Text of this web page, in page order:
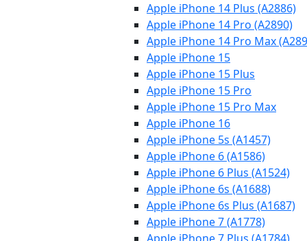
Apple iPhone 14 Plus (A2886)
Apple iPhone 14 Pro (A2890)
Apple iPhone 14 Pro Max
Apple iPhone 15
Apple iPhone 15 Plus
Apple iPhone 15 Pro
Apple iPhone 15 Pro Max
Apple iPhone 16
Apple iPhone 5s (A1457)
Apple iPhone 6 (A1586)
Apple iPhone 6 Plus (A1524)
Apple iPhone 6s (A1688)
Apple iPhone 6s Plus (A1687)
Apple iPhone 7 (A1778)